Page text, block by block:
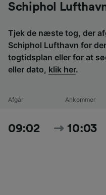
Schiphol
Tjek de næste tog, der
Schiphol Lufthavn for
togtidsplan eller for at
eller dato, klik her.
Afgår Ankommer
09:02 10:03